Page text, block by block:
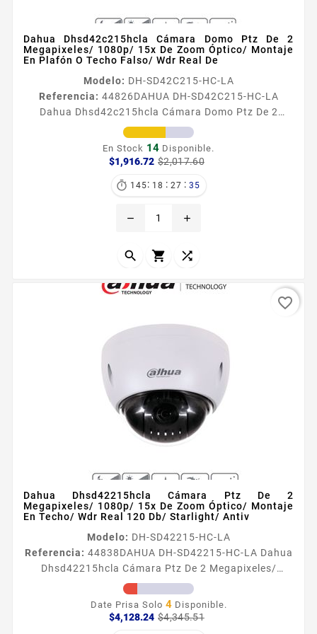
Dahua Dhsd42c215hcla Cámara Domo Ptz De 2
Megapixeles/ 1080p/ 15x De Zoom Óptico/ Montaje
En Plafón O Techo Falso/ Wdr Real De
Modelo: DH-SD42C215-HC-LA
Referencia: 44826DAHUA DH-SD42C215-HC-LA
Dahua Dhsd42c215hcla Cámara Domo Ptz De 2
Megapixeles/ 1080p/ 15x De Zoom Óptico/ Montaje
En Plafón O Techo Falso/ Wdr Real De Información
General Con un potente zoom óptico y un
cámara PTZ de la serie SD42C215HCLA puede
detalle La cámara ofrece una resolución de 1080P a
En Stock 14 Disponible.
$1,916.72 $2,017.60
 145: 18 : 27 : 33
remove add
  
Dahua Dhsd42215hcla Cámara Ptz De 2
Megapixeles/ 1080p/ 15x De Zoom Óptico/ Montaje
En Techo/ Wdr Real 120 Db/ Starlight/ Antiv
Modelo: DH-SD42215-HC-LA
Referencia: 44838DAHUA DH-SD42215-HC-LA Dahua
Dhsd42215hcla Cámara Ptz De 2 Megapixeles/
1080p/ 15x De Zoom Óptico/ Montaje En Techo/ Wdr
Real 120 Db/ Starlight/ Antiv Información General
Con un potente zoom óptico y un rendimiento preciso
Date Prisa Solo 4Disponible.
$4,128.24 $4,345.51
favorite_border